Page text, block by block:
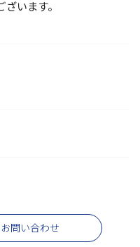
います。
問い合わせ